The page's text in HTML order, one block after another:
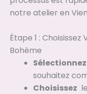
notre atelier en
Étape 1 :
Bohème
Sélectionnez
souhaitez
Choisissez